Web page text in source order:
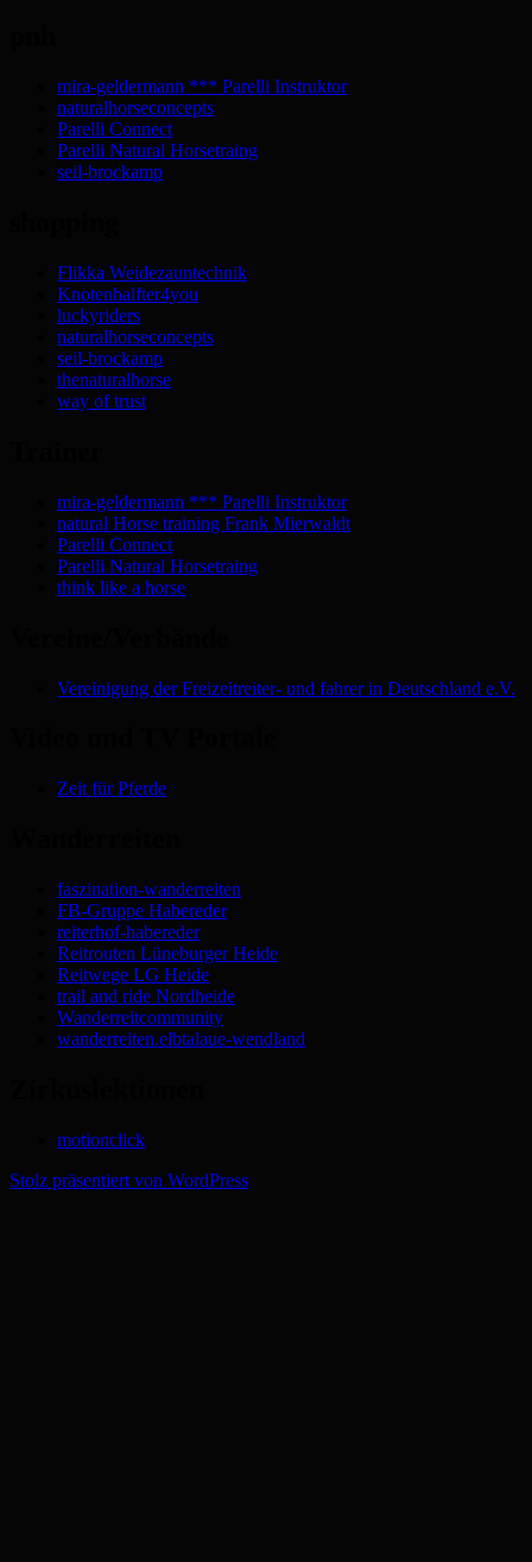
mira-geldermann *** Parelli Instruktor
naturalhorseconcepts
Parelli Connect
Parelli Natural Horsetraing
seil-brockamp
Flikka Weidezauntechnik
Knotenhalfter4you
luckyriders
naturalhorseconcepts
seil-brockamp
thenaturalhorse
way of trust
mira-geldermann *** Parelli Instruktor
natural Horse training Frank Mierwaldt
Parelli Connect
Parelli Natural Horsetraing
think like a horse
Vereinigung der Freizeitreiter- und fahrer in Deutschland e.V.
Zeit für Pferde
faszination-wanderreiten
FB-Gruppe Habereder
reiterhof-habereder
Reitrouten Lüneburger Heide
Reitwege LG Heide
trail and ride Nordheide
Wanderreitcommunity
wanderreiten.elbtalaue-wendland
motionclick
Stolz präsentiert von WordPress